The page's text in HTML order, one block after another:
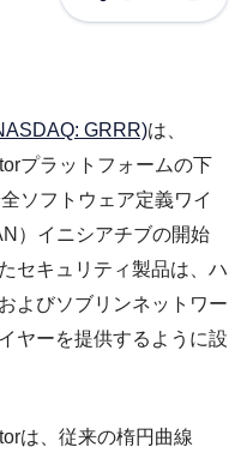
GRRR)は、
プラットフォームの下
ソフトウェア定義ワイ
）イニシアチブの開始
セキュリティ製品は、ハ
よびソブリンネットワー
ヤーを提供するように設
は、従来の楕円曲線